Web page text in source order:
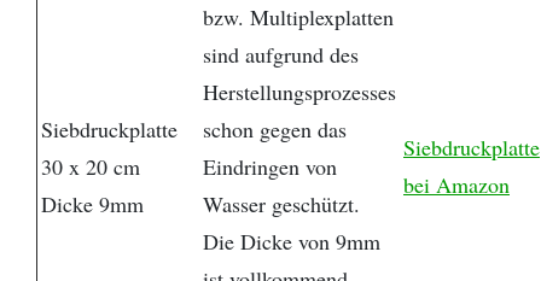
Siebdruckplatte
30 x 20 cm
Dicke 9mm
bzw. Multiplexplatten
sind aufgrund des
Herstellungsprozesses
schon gegen das
Eindringen von
Wasser geschützt.
Die Dicke von 9mm
Siebdruckplatte
bei Amazon